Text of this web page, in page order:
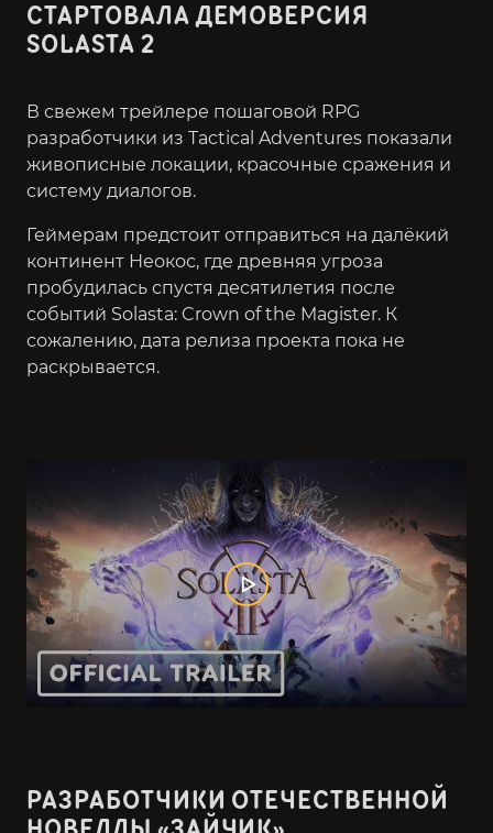
СТАРТОВАЛА ДЕМОВЕРСИЯ
SOLASTA 2
В свежем трейлере пошаговой RPG
разработчики из Tactical Adventures показали
живописные локации, красочные сражения и
систему диалогов.
Геймерам предстоит отправиться на далёкий
континент Неокос, где древняя угроза
пробудилась спустя десятилетия после
событий Solasta: Crown of the Magister. К
сожалению, дата релиза проекта пока не
раскрывается.
РАЗРАБОТЧИКИ ОТЕЧЕСТВЕННОЙ